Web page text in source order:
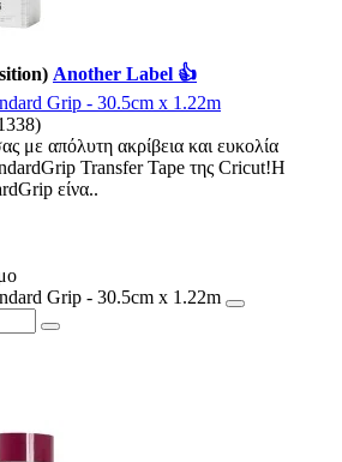
Another Label 👍
Grip - 30.5cm x 1.22m
με απόλυτη ακρίβεια και ευκολία
Transfer Tape της Cricut!Η
είνα..
Grip - 30.5cm x 1.22m